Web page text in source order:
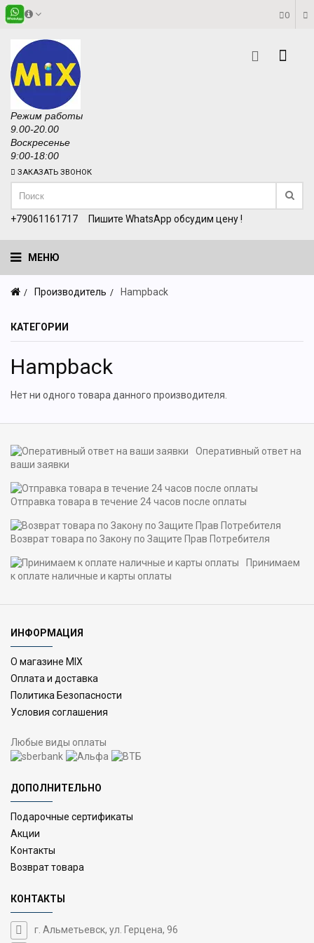
0
Режим работы
9.00-20.00
Воскресенье
9:00-18:00
ЗАКАЗАТЬ ЗВОНОК
+79061161717 Пишите WhatsApp обсудим цену !
МЕНЮ
Производитель Hampback
КАТЕГОРИИ
Hampback
Нет ни одного товара данного производителя.
Оперативный ответ на
ваши заявки
Отправка товара в течение 24 часов после оплаты
Возврат товара по Закону по Защите Прав Потребителя
Принимаем
к оплате наличные и карты оплаты
ИНФОРМАЦИЯ
О магазине MIX
Оплата и доставка
Политика Безопасности
Условия соглашения
Любые виды оплаты
ДОПОЛНИТЕЛЬНО
Подарочные сертификаты
Акции
Контакты
Возврат товара
КОНТАКТЫ
г. Альметьевск, ул. Герцена, 96